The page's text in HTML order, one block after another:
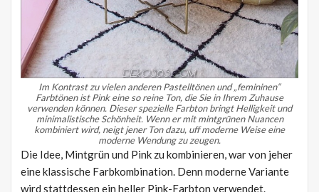
Im Kontrast zu vielen anderen Pastelltönen und „femininen“
Farbtönen ist Pink eine so reine Ton, die Sie in Ihrem Zuhause
verwenden können. Dieser spezielle Farbton bringt Helligkeit und
minimalistische Schönheit. Wenn er mit mintgrünen Nuancen
kombiniert wird, neigt jener Ton dazu, uff moderne Weise eine
moderne Wendung zu zeugen.
Die Idee, Mintgrün und Pink zu kombinieren, war von jeher
eine klassische Farbkombination. Denn moderne Variante
wird stattdessen ein heller Pink-Farbton verwendet.